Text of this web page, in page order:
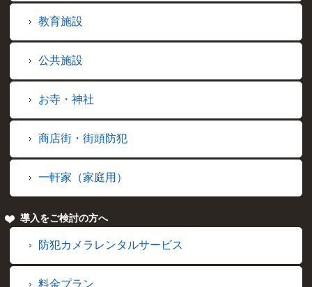
教育施設
公共施設
お寺・神社
商店街・街頭防犯
一軒家（家庭用）
導入をご検討の方へ
防犯カメラレンタルサービス
料金プラン